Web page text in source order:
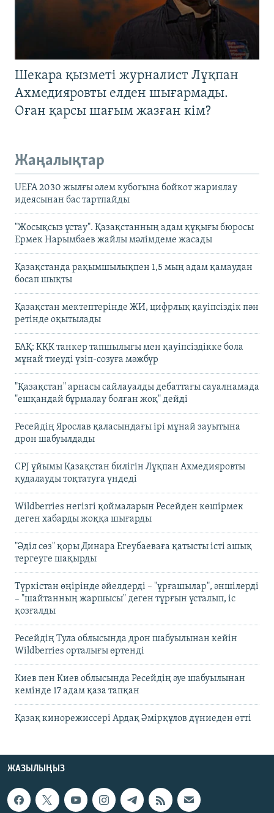
Шекара қызметі журналист Лұқпан
Ахмедияровты елден шығармады.
Оған қарсы шағым жазған кім?
Жаңалықтар
UEFA 2030 жылғы әлем кубогына бойкот жариялау
идеясынан бас тартпайды
"Жосықсыз ұстау". Қазақстанның адам құқығы бюросы
Ермек Нарымбаев жайлы мәлімдеме жасады
Қазақстанда рақымшылықпен 1,5 мың адам қамаудан
босап шықты
Қазақстан мектептерінде ЖИ, цифрлық қауіпсіздік пән
ретінде оқытылады
БАҚ: КҚК танкер тапшылығы мен қауіпсіздікке бола
мұнай тиеуді үзіп-созуға мәжбүр
"Қазақстан" арнасы сайлауалды дебаттағы сауалнамада
"ешқандай бұрмалау болған жоқ" дейді
Ресейдің Ярослав қаласындағы ірі мұнай зауытына
дрон шабуылдады
CPJ ұйымы Қазақстан билігін Лұқпан Ахмедияровты
қудалауды тоқтатуға үндеді
Wildberries негізгі қоймаларын Ресейден көшірмек
деген хабарды жоққа шығарды
"Әділ сөз" қоры Динара Егеубаеваға қатысты істі ашық
тергеуге шақырды
Түркістан өңірінде әйелдерді – "ұрғашылар", әншілерді
– "шайтанның жаршысы" деген тұрғын ұсталып, іс
қозғалды
Ресейдің Тула облысында дрон шабуылынан кейін
Wildberries орталығы өртенді
Киев пен Киев облысында Ресейдің әуе шабуылынан
кемінде 17 адам қаза тапқан
Қазақ кинорежиссері Ардақ Әмірқұлов дүниеден өтті
ЖАЗЫЛЫҢЫЗ